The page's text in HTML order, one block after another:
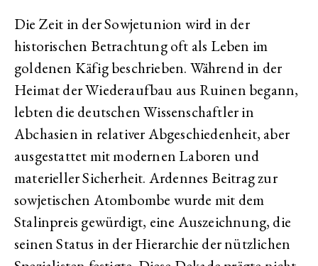
Die Zeit in der Sowjetunion wird in der
historischen Betrachtung oft als Leben im
goldenen Käfig beschrieben. Während in der
Heimat der Wiederaufbau aus Ruinen begann,
lebten die deutschen Wissenschaftler in
Abchasien in relativer Abgeschiedenheit, aber
ausgestattet mit modernen Laboren und
materieller Sicherheit. Ardennes Beitrag zur
sowjetischen Atombombe wurde mit dem
Stalinpreis gewürdigt, eine Auszeichnung, die
seinen Status in der Hierarchie der nützlichen